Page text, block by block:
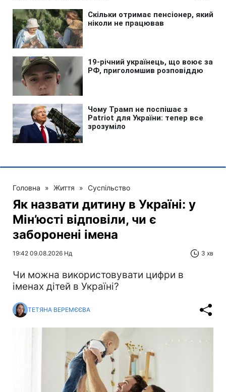
Головна » Життя » Суспільство
Як назвати дитину в Україні: у
Мін’юсті відповіли, чи є
заборонені імена
19:42 09.08.2026 Нд 3 хв
Чи можна використовувати цифри в
іменах дітей в Україні?
ТЕТЯНА ВЕРЕМЄЄВА